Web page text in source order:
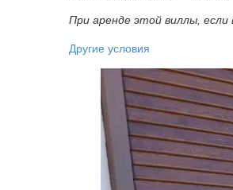
При аренде этой виллы,
Другие условия